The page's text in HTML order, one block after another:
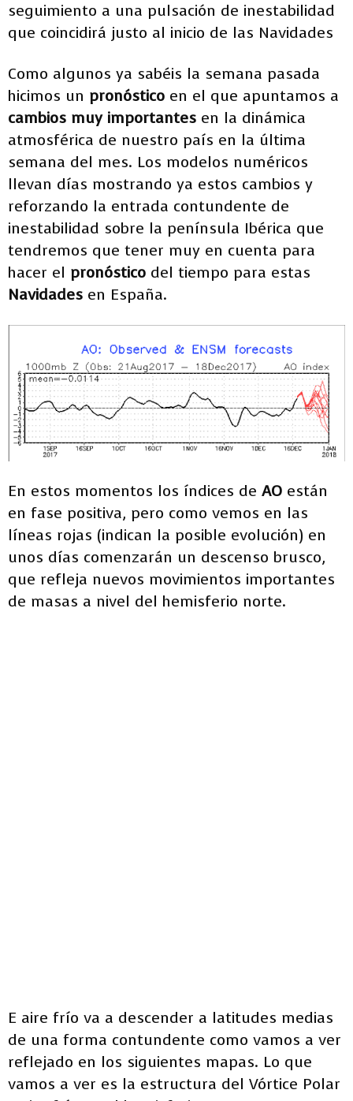
seguimiento a una pulsación de inestabilidad
que coincidirá justo al inicio de las Navidades
Como algunos ya sabéis la semana pasada
hicimos un pronóstico en el que apuntamos a
cambios muy importantes en la dinámica
atmosférica de nuestro país en la última
semana del mes. Los modelos numéricos
llevan días mostrando ya estos cambios y
reforzando la entrada contundente de
inestabilidad sobre la península Ibérica que
tendremos que tener muy en cuenta para
hacer el pronóstico del tiempo para estas
Navidades en España.
En estos momentos los índices de AO están
en fase positiva, pero como vemos en las
líneas rojas (indican la posible evolución) en
unos días comenzarán un descenso brusco,
que refleja nuevos movimientos importantes
de masas a nivel del hemisferio norte.
E aire frío va a descender a latitudes medias
de una forma contundente como vamos a ver
reflejado en los siguientes mapas. Lo que
vamos a ver es la estructura del Vórtice Polar